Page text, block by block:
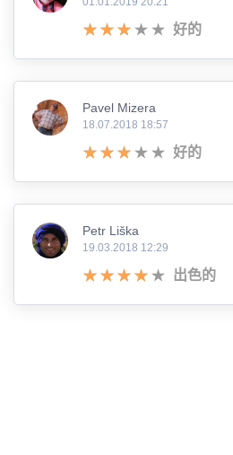
好的
Pavel Mizera
18.07.2018 18:57
好的
Petr Liška
19.03.2018 12:29
出色的